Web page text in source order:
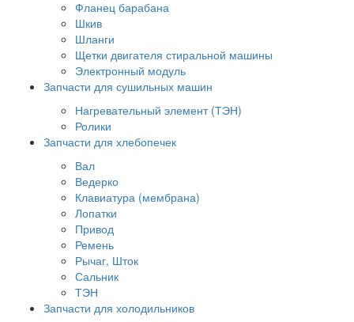
Фланец барабана
Шкив
Шланги
Щетки двигателя стиральной машины
Электронный модуль
Запчасти для сушильных машин
Нагревательный элемент (ТЭН)
Ролики
Запчасти для хлебопечек
Вал
Ведерко
Клавиатура (мембрана)
Лопатки
Привод
Ремень
Рычаг, Шток
Сальник
ТЭН
Запчасти для холодильников